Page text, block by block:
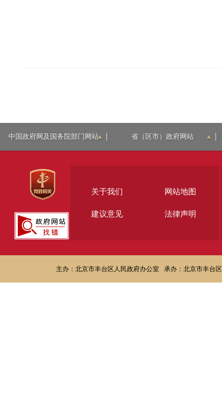
中国政府网及国务院部门网站 省（区市）政府网站
关于我们 网站地图
建议意见 法律声明
主办：北京市丰台区人民政府办公室 承办：北京市丰台